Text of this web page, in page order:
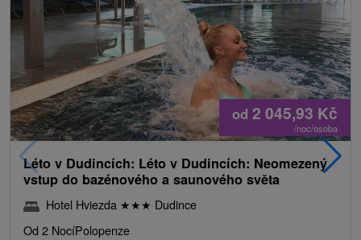
od 2 045,93 Kč
/noc/osoba
Léto v Dudincích: Léto v Dudincích: Neomezený
vstup do bazénového a saunového světa
Hotel Hviezda ★★★ Dudince
Od 2 NocíPolopenze